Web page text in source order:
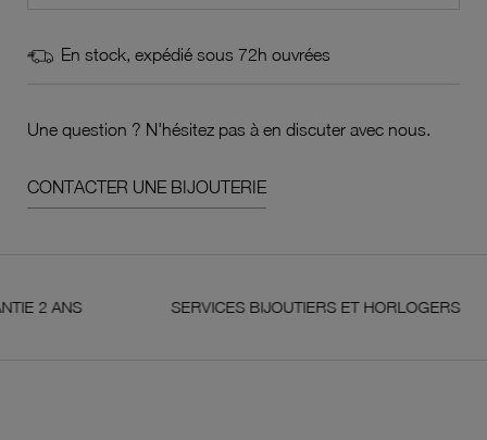
En stock, expédié sous 72h ouvrées
Une question ? N'hésitez pas à en discuter avec nous.
CONTACTER UNE BIJOUTERIE
SERVICES BIJOUTIERS ET HORLOGERS